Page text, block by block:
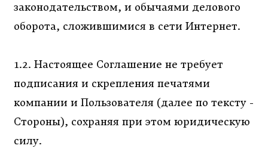
законодательством, и обычаями делового
оборота, сложившимися в сети Интернет.
1.2. Настоящее Соглашение не требует
подписания и скрепления печатями
компании и Пользователя (далее по тексту -
Стороны), сохраняя при этом юридическую
силу.